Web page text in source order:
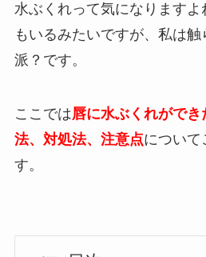
水ぶくれって気になりますよ
もいるみたいですが、私は
派？です。
ここでは唇に水ぶくれがで
法、対処法、注意点について
す。